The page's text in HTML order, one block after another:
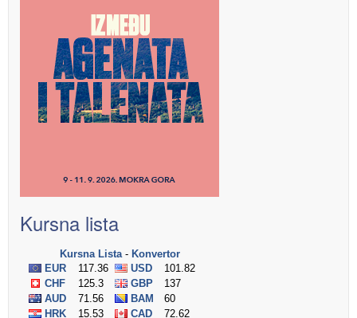
Kursna lista